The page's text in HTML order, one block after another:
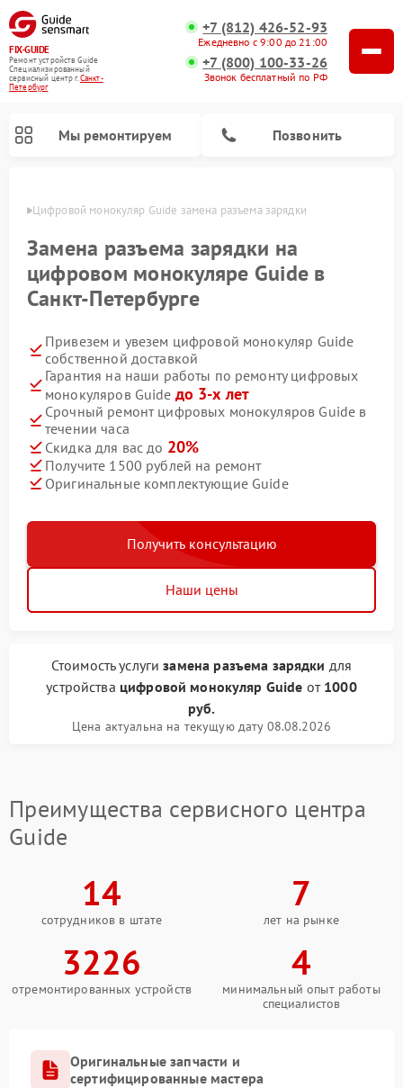
FIX-GUIDE
Ремонт устройств Guide
Специализированный
cервисный центр г.Санкт-
Петербург
+7 (812) 426-52-93
Ежедневно с 9:00 до 21:00
+7 (800) 100-33-26
Звонок бесплатный по РФ
Мы ремонтируем Позвонить
Цифровой монокуляр Guide замена разъема зарядки
Замена разъема зарядки на
цифровом монокуляре Guide в
Санкт-Петербурге
Привезем и увезем цифровой монокуляр Guide
собственной доставкой
Гарантия на наши работы по ремонту цифровых
монокуляров Guide до 3-х лет
Срочный ремонт цифровых монокуляров Guide в
течении часа
Скидка для вас до 20%
Получите 1500 рублей на ремонт
Оригинальные комплектующие Guide
Получить консультацию
Наши цены
Стоимость услугизамена разъема зарядки для
устройства цифровой монокуляр Guide от 1000
руб.
Цена актуальна на текущую дату 08.08.2026
Преимущества сервисного центра
Guide
14
сотрудников в штате
7
лет на рынке
3226
отремонтированных устройств
4
минимальный опыт работы
специалистов
Оригинальные запчасти и
сертифицированные мастера